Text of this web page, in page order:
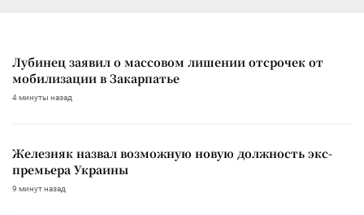
Лубинец заявил о массовом лишении отсрочек от
мобилизации в Закарпатье
4 минуты назад
Железняк назвал возможную новую должность экс-
премьера Украины
9 минут назад